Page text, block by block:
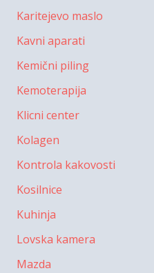
Karitejevo maslo
Kavni aparati
Kemični piling
Kemoterapija
Klicni center
Kolagen
Kontrola kakovosti
Kosilnice
Kuhinja
Lovska kamera
Mazda